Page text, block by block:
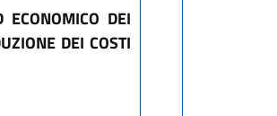
ECONOMICO DEI
DEI COSTI